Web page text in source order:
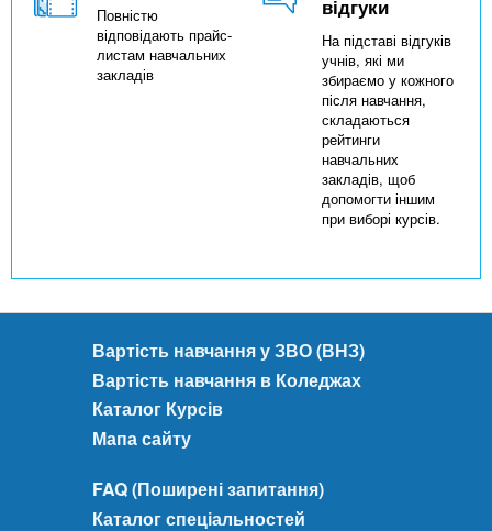
Повністю
відповідають прайс-
листам навчальних
закладів
відгуки
На підставі відгуків
учнів, які ми
збираємо у кожного
після навчання,
складаються
рейтинги
навчальних
закладів, щоб
допомогти іншим
при виборі курсів.
Вартість навчання у ЗВО (ВНЗ)
Вартість навчання в Коледжах
Каталог Курсів
Мапа сайту
FAQ (Поширені запитання)
Каталог спеціальностей